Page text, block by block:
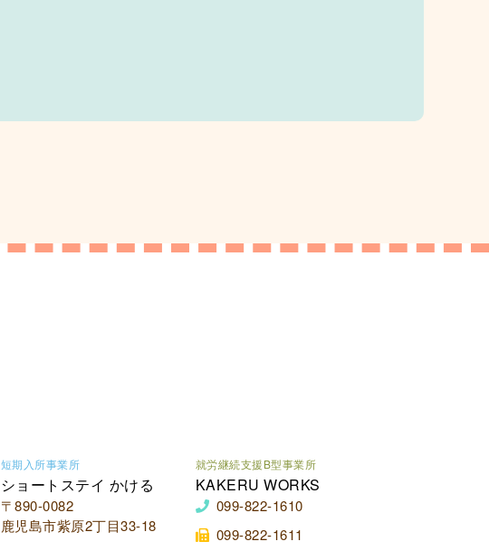
短期入所事業所
ショートステイ かける
〒890-0082
鹿児島市紫原2丁目33-18
就労継続支援B型事業所
KAKERU WORKS
099-822-1610
099-822-1611